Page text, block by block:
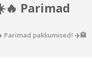
🔥 Parimad
Parimad pakkumised! ✈️🏨